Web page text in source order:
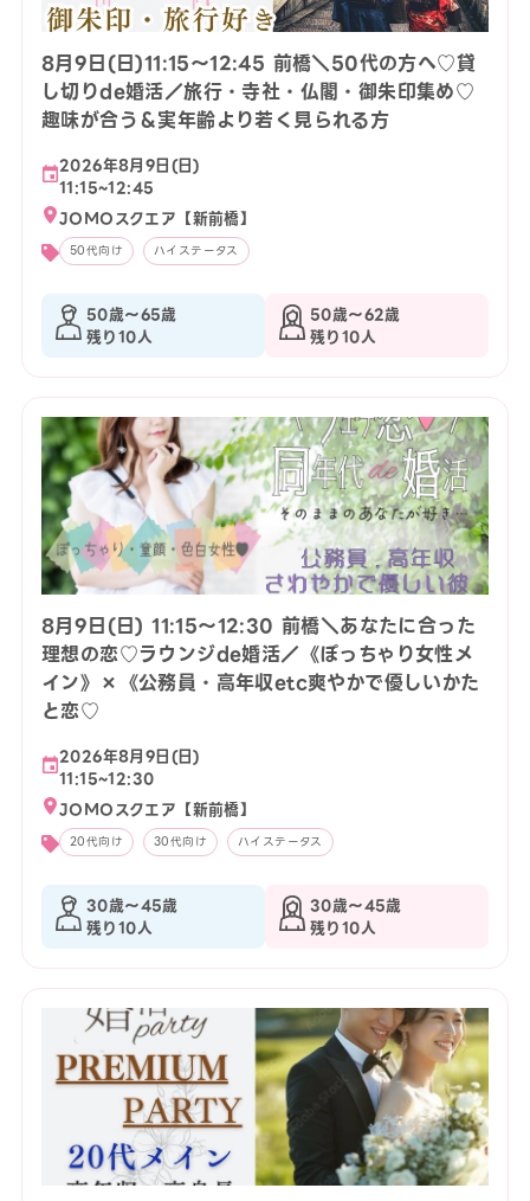
8月9日(日)11:15〜12:45 前橋＼50代の方へ♡貸
し切りde婚活／旅行・寺社・仏閣・御朱印集め♡
趣味が合う＆実年齢より若く見られる方
2026年8月9日(日)
11:15~12:45
JOMOスクエア【新前橋】
50代向け ハイステータス
50歳〜65歳
残り10人
50歳〜62歳
残り10人
8月9日(日) 11:15〜12:30 前橋＼あなたに合った
理想の恋♡ラウンジde婚活／《ぽっちゃり女性メ
イン》×《公務員・高年収etc爽やかで優しいかた
と恋♡
2026年8月9日(日)
11:15~12:30
JOMOスクエア【新前橋】
20代向け 30代向け ハイステータス
30歳〜45歳
残り10人
30歳〜45歳
残り10人